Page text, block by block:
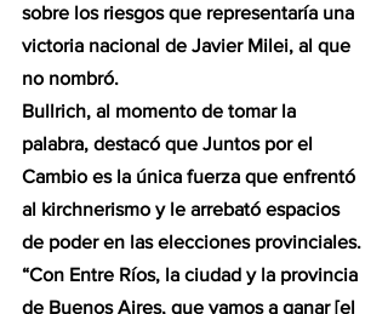
sobre los riesgos que representaría una
victoria nacional de Javier Milei, al que
no nombró.
Bullrich, al momento de tomar la
palabra, destacó que Juntos por el
Cambio es la única fuerza que enfrentó
al kirchnerismo y le arrebató espacios
de poder en las elecciones provinciales.
“Con Entre Ríos, la ciudad y la provincia
de Buenos Aires, que vamos a ganar [el